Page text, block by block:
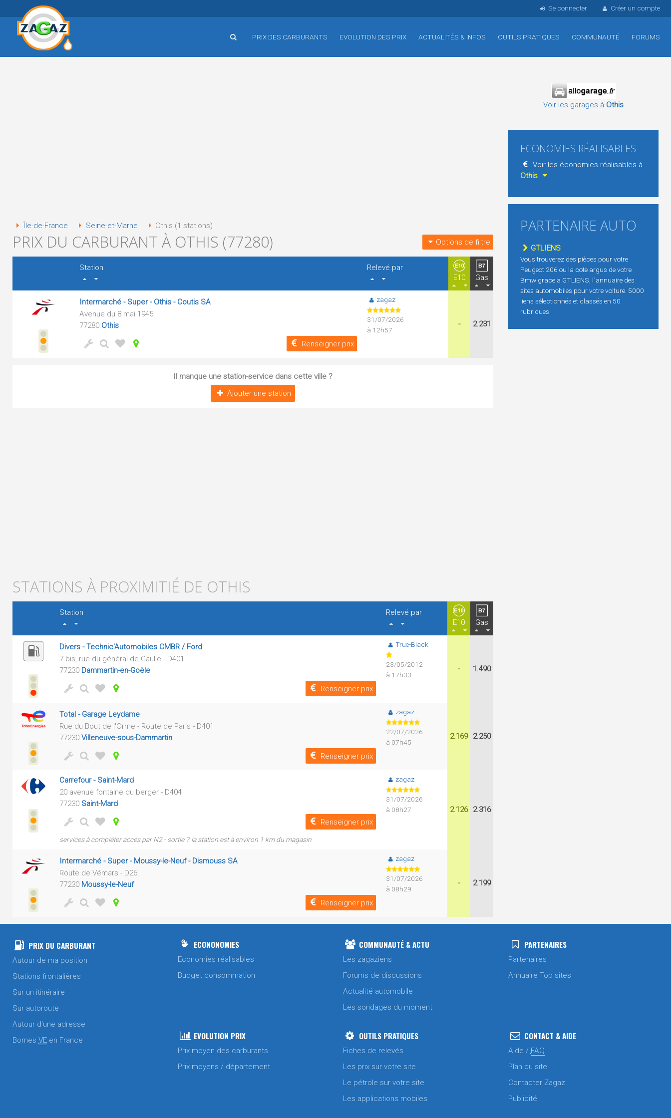
Se connecter Créer un compte
PRIX DES CARBURANTS EVOLUTION DES PRIX ACTUALITÉS & INFOS OUTILS PRATIQUES COMMUNAUTÉ FORUMS
Île-de-France Seine-et-Marne Othis (1 stations)
PRIX DU CARBURANT À OTHIS (77280) Options de filtre
Station
Relevé par
E10
Gas
Intermarché - Super - Othis - Coutis SA
Avenue du 8 mai 1945
77280 Othis
Renseigner prix
zagaz
31/07/2026
à 12h57
- 2.231
Il manque une station-service dans cette ville ?
Ajouter une station
STATIONS À PROXIMITIÉ DE OTHIS
Station
Relevé par
E10
Gas
Divers - Technic'Automobiles CMBR / Ford
7 bis, rue du général de Gaulle - D401
77230 Dammartin-en-Goële
Renseigner prix
True-Black
23/05/2012
à 17h33
- 1.490
Total - Garage Leydame
Rue du Bout de l'Orme - Route de Paris - D401
77230 Villeneuve-sous-Dammartin
Renseigner prix
zagaz
22/07/2026
à 07h45
2.169 2.250
Carrefour - Saint-Mard
20 avenue fontaine du berger - D404
77230 Saint-Mard
Renseigner prix
services à compléter accès par N2 - sortie 7 la station est à environ 1 km du magasin
zagaz
31/07/2026
à 08h27
2.126 2.316
Intermarché - Super - Moussy-le-Neuf - Dismouss SA
Route de Vémars - D26
77230 Moussy-le-Neuf
Renseigner prix
zagaz
31/07/2026
à 08h29
- 2.199
Voir les garages à Othis
ECONOMIES RÉALISABLES
Voir les économies réalisables à
Othis
PARTENAIRE AUTO
GTLIENS
Vous trouverez des pièces pour votre
Peugeot 206 ou la cote argus de votre
Bmw grace a GTLIENS, l´annuaire des
sites automobiles pour votre voiture. 5000
liens sélectionnés et classés en 50
rubriques.
PRIX DU CARBURANT
Autour de ma position
Stations frontalières
Sur un itinéraire
Sur autoroute
Autour d'une adresse
Bornes VE en France
ECONONOMIES
Economies réalisables
Budget consommation
COMMUNAUTÉ & ACTU
Les zagaziens
Forums de discussions
Actualité automobile
Les sondages du moment
PARTENAIRES
Partenaires
Annuaire Top sites
EVOLUTION PRIX
Prix moyen des carburants
Prix moyens / département
OUTILS PRATIQUES
Fiches de relevés
Les prix sur votre site
Le pétrole sur votre site
Les applications mobiles
CONTACT & AIDE
Aide / FAQ
Plan du site
Contacter Zagaz
Publicité